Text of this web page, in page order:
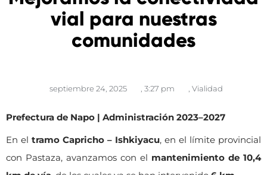
vial para nuestras
comunidades
septiembre 24, 2025 , 3:27 pm , Vialidad
Prefectura de Napo | Administración 2023–2027
En el tramo Capricho – Ishkiyacu, en el límite provincial
con Pastaza, avanzamos con el mantenimiento de 10,4